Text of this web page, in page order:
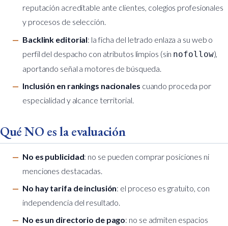
reputación acreditable ante clientes, colegios profesionales
y procesos de selección.
Backlink editorial: la ficha del letrado enlaza a su web o
perfil del despacho con atributos limpios (sin nofollow),
aportando señal a motores de búsqueda.
Inclusión en rankings nacionales cuando proceda por
especialidad y alcance territorial.
Qué NO es la evaluación
No es publicidad: no se pueden comprar posiciones ni
menciones destacadas.
No hay tarifa de inclusión: el proceso es gratuito, con
independencia del resultado.
No es un directorio de pago: no se admiten espacios